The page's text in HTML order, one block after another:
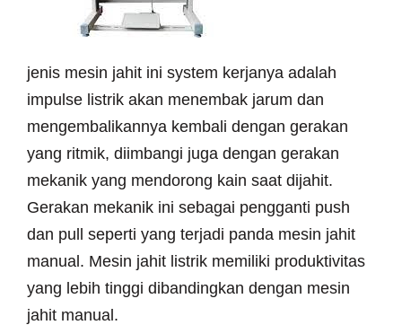
jenis mesin jahit ini system kerjanya adalah
impulse listrik akan menembak jarum dan
mengembalikannya kembali dengan gerakan
yang ritmik, diimbangi juga dengan gerakan
mekanik yang mendorong kain saat dijahit.
Gerakan mekanik ini sebagai pengganti push
dan pull seperti yang terjadi panda mesin jahit
manual. Mesin jahit listrik memiliki produktivitas
yang lebih tinggi dibandingkan dengan mesin
jahit manual.